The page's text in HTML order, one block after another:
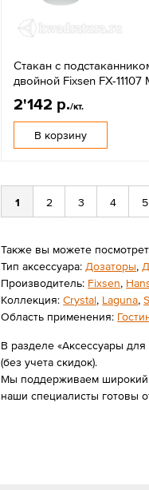
Стакан с
двойной Fixsen FX-11107
2'142 р./кт.
В корзину
1 2 3 4 5
Также вы можете
Тип аксессуара: Дозаторы,
Производитель: Fixsen,
Коллекция:Crystal, Laguna,
Область применения:
В разделе «Аксессуары
(без учета скидок).
Мы поддерживаем широкий
наши специалисты готовы